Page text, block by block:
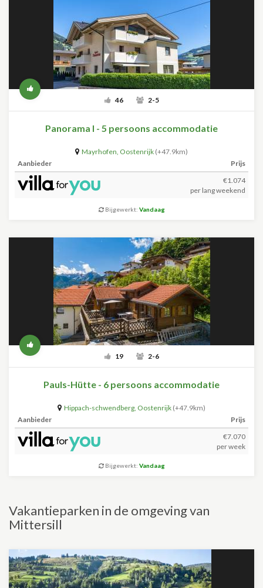
46 2-5
Panorama I - 5 persoons accommodatie
Mayrhofen, Oostenrijk (+47.9km)
Aanbieder
Prijs
€1.074
per lang weekend
Bijgewerkt: Vandaag
19 2-6
Pauls-Hütte - 6 persoons accommodatie
Hippach-schwendberg, Oostenrijk (+47.9km)
Aanbieder
Prijs
€7.070
per week
Bijgewerkt: Vandaag
Vakantieparken in de omgeving van
Mittersill